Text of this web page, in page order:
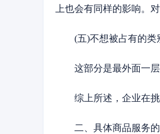
上也会有同样的影响。
(五)不想被占有的类
这部分是最外面一层
综上所述，企业在挑
二、具体商品服务的